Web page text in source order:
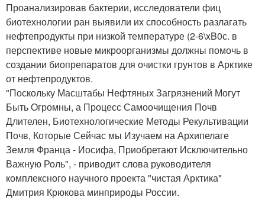
Проанализировав бактерии, исследователи фиц
биотехнологии ран выявили их способность разлагать
нефтепродукты при низкой температуре (2-6\xB0с. в
перспективе новые микроорганизмы должны помочь в
создании биопрепаратов для очистки грунтов в Арктике
от нефтепродуктов.
"Поскольку Масштабы Нефтяных Загрязнений Могут
Быть Огромны, а Процесс Самоочищения Почв
Длителен, Биотехнологические Методы Рекультивации
Почв, Которые Сейчас мы Изучаем на Архипелаге
Земля Франца - Иосифа, Приобретают Исключительно
Важную Роль", - приводит слова руководителя
комплексного научного проекта "чистая Арктика"
Дмитрия Крюкова минприроды России.